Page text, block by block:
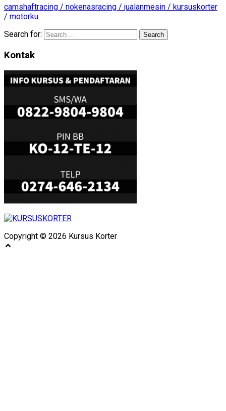
camshaftracing / nokenasracing / jualanmesin / kursuskorter
/ motorku
Search for:
Kontak
Copyright © 2026 Kursus Korter